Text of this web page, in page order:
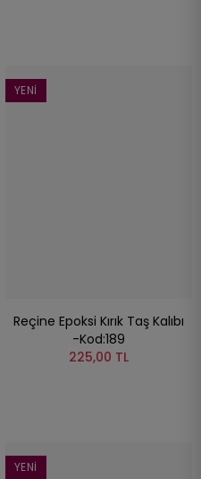
YENI
Reçine Epoksi Kırık Taş Kalıbı
-Kod:189
225,00 TL
YENI